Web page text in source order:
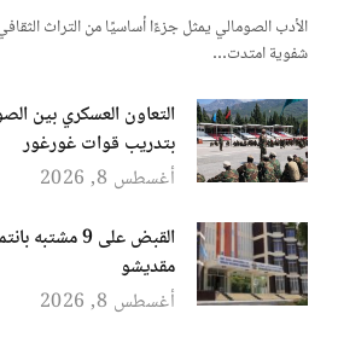
الأدب الصومالي يمثل جزءًا أساسيًا من التراث الثقافي
شفوية امتدت…
التعاون العسكري بين
بتدريب قوات غورغور
أغسطس 8, 2026
القبض على 9
مقديشو
أغسطس 8, 2026